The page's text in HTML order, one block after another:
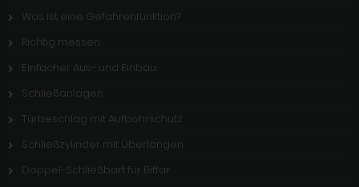
Was ist eine Gefahrenfunktion?
Richtig messen
Einfacher Aus- und Einbau
Schließanlagen
Türbeschlag mit Aufbohrschutz
Schließzylinder mit Überlängen
Doppel-Schließbart für Biffar